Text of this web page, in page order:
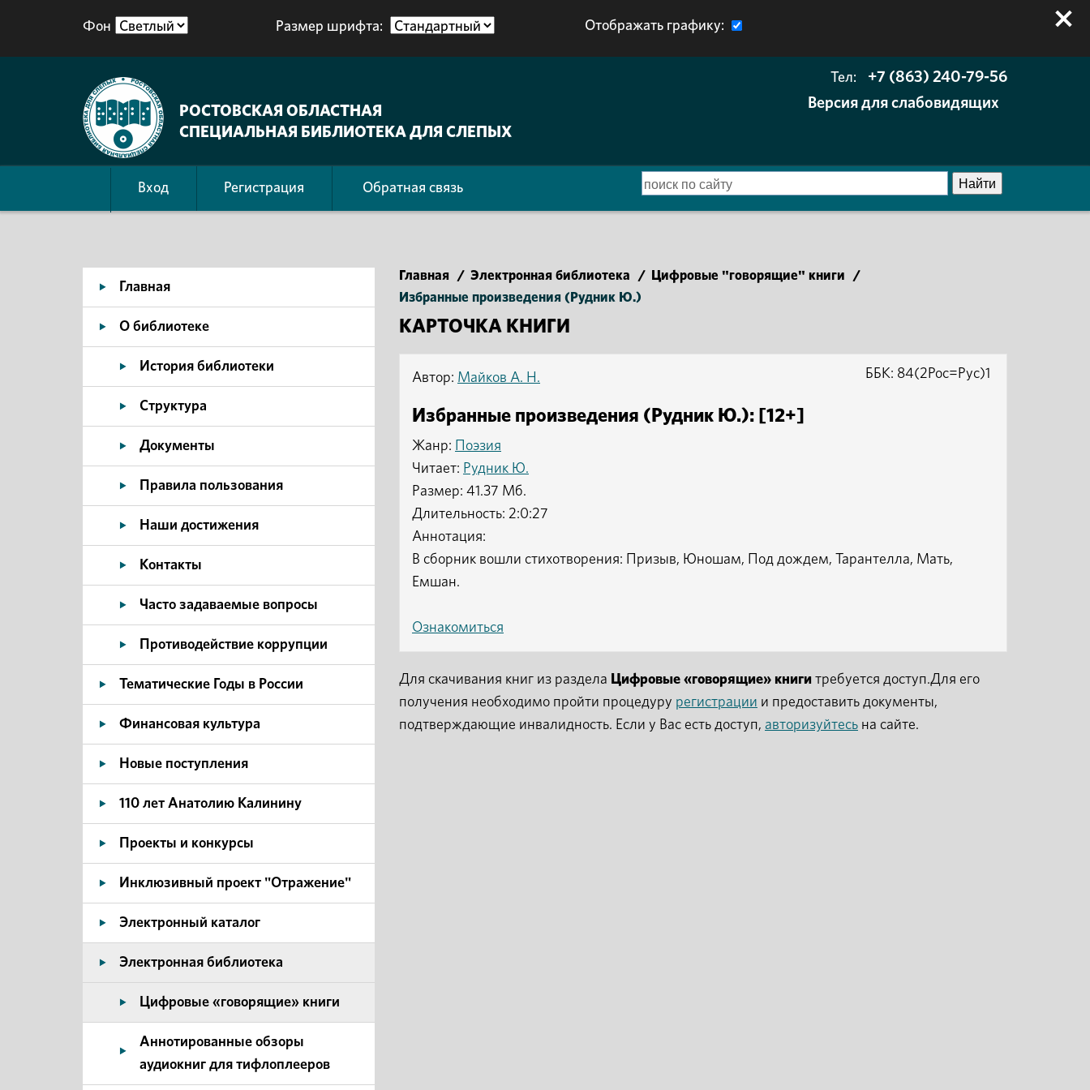
Фон Размер шрифта: Отображать графику:
РОСТОВСКАЯ ОБЛАСТНАЯ
СПЕЦИАЛЬНАЯ БИБЛИОТЕКА ДЛЯ СЛЕПЫХ
Тел:
+7 (863) 240-79-56
Версия для слабовидящих
Вход Регистрация Обратная связь
Главная
О библиотеке
История библиотеки
Структура
Документы
Правила пользования
Наши достижения
Контакты
Часто задаваемые вопросы
Противодействие коррупции
Тематические Годы в России
Финансовая культура
Новые поступления
110 лет Анатолию Калинину
Проекты и конкурсы
Инклюзивный проект "Отражение"
Электронный каталог
Электронная библиотека
Цифровые «говорящие» книги
Аннотированные обзоры
аудиокниг для тифлоплееров
Главная / Электронная библиотека / Цифровые "говорящие" книги
/
Избранные произведения (Рудник Ю.)
КАРТОЧКА КНИГИ
Автор: Майков А. Н.
Избранные произведения (Рудник Ю.): [12+]
Жанр: Поэзия
Читает: Рудник Ю.
ББК: 84(2Рос=Рус)1
Размер: 41.37 Мб.
Длительность: 2:0:27
Аннотация:
В сборник вошли стихотворения: Призыв, Юношам, Под дождем, Тарантелла, Мать,
Емшан.
Ознакомиться
Для скачивания книг из раздела Цифровые «говорящие» книги требуется доступ.Для его
получения необходимо пройти процедуру регистрации и предоставить документы,
подтверждающие инвалидность. Если у Вас есть доступ, авторизуйтесь на сайте.